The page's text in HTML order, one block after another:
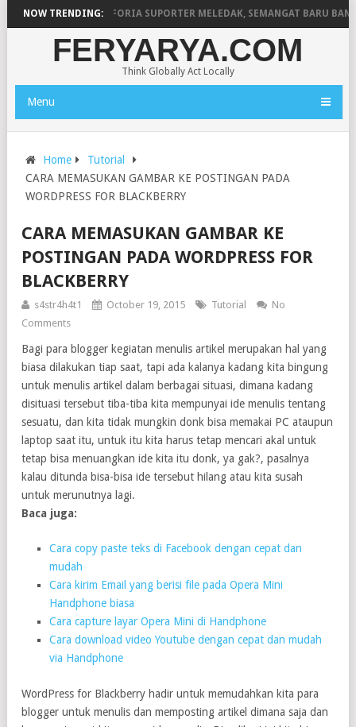
NOW TRENDING:
LIGA 4! EUFORIA SUPORTER MELEDAK, SEMANGAT BARU
FERYARYA.COM
Think Globally Act Locally
Menu
Home
Tutorial
CARA MEMASUKAN GAMBAR KE POSTINGAN PADA
WORDPRESS FOR BLACKBERRY
CARA MEMASUKAN GAMBAR KE
POSTINGAN PADA WORDPRESS FOR
BLACKBERRY
s4str4h4t1 October 19, 2015 Tutorial
No
Comments
Bagi para blogger kegiatan menulis artikel merupakan hal yang
biasa dilakukan tiap saat, tapi ada kalanya kadang kita bingung
untuk menulis artikel dalam berbagai situasi, dimana kadang
disituasi tersebut tiba-tiba kita mempunyai ide menulis tentang
sesuatu, dan kita tidak mungkin donk bisa memakai PC ataupun
laptop saat itu, untuk itu kita harus tetap mencari akal untuk
tetap bisa menuangkan ide kita itu donk, ya gak?, pasalnya
kalau ditunda bisa-bisa ide tersebut hilang atau kita susah
untuk merunutnya lagi.
Baca juga:
Cara copy paste teks di Facebook dengan cepat dan
mudah
Cara kirim Email yang berisi file pada Opera Mini
Handphone biasa
Cara capture layar Opera Mini di Handphone
Cara download video Youtube dengan cepat dan mudah
via Handphone
WordPress for Blackberry hadir untuk memudahkan kita para
blogger untuk menulis dan memposting artikel dimana saja dan